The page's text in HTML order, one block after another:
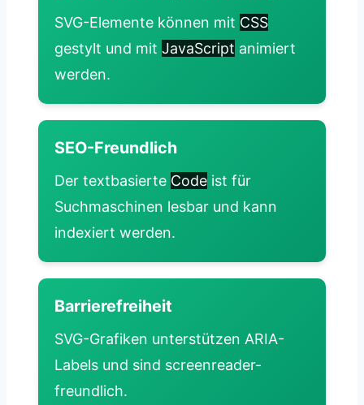
SVG-Elemente können mit CSS
gestylt und mit JavaScript animiert
werden.
SEO-Freundlich
Der textbasierte Code ist für
Suchmaschinen lesbar und kann
indexiert werden.
Barrierefreiheit
SVG-Grafiken unterstützen ARIA-
Labels und sind screenreader-
freundlich.